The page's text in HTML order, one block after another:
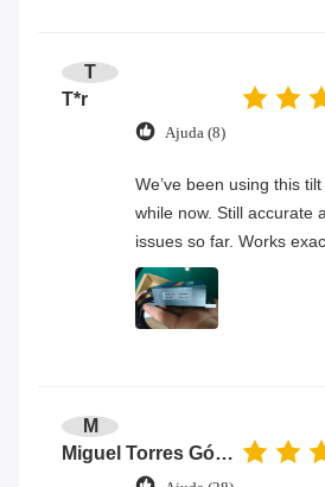
T
T*r
Ajuda (8)
We’ve been using this
while now. Still accurate
issues so far. Works
M
Miguel Torres Gómez